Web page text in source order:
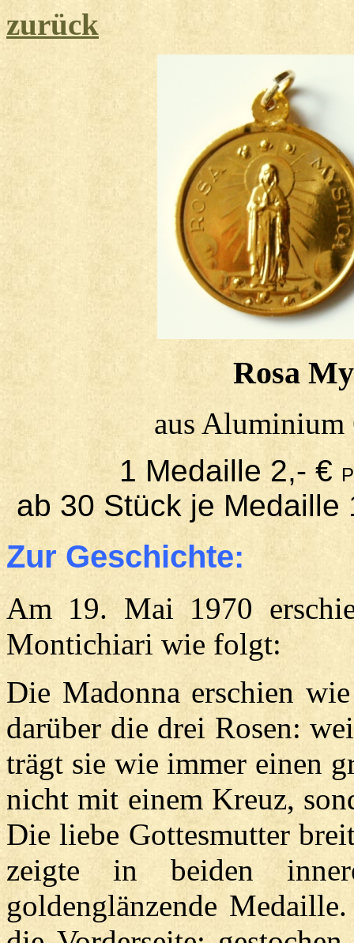
zurück
Rosa
aus
1 Medaille 2,- €
ab 30 Stück je
Zur Geschichte:
Am 19. Mai 1970
Montichiari wie folgt:
Die Madonna erschien
darüber die drei Rosen:
trägt sie wie immer einen
nicht mit einem Kreuz,
Die liebe Gottesmutter
zeigte in beiden
goldenglänzende